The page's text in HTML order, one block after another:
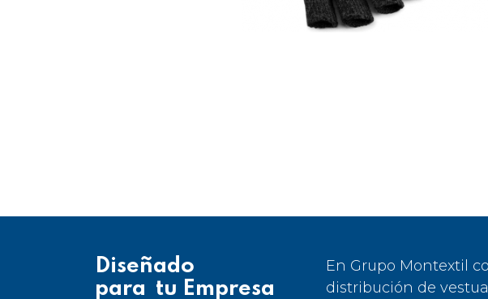
Diseñado
para tu Empresa
En Grupo Montextil
distribución de